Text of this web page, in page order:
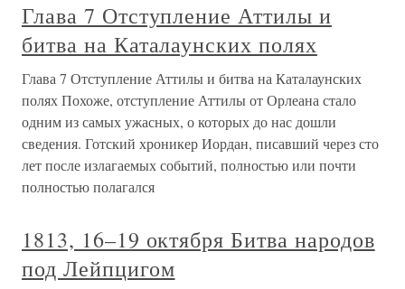
Глава 7 Отступление Аттилы и
битва на Каталаунских полях
Глава 7 Отступление Аттилы и битва на Каталаунских
полях Похоже, отступление Аттилы от Орлеана стало
одним из самых ужасных, о которых до нас дошли
сведения. Готский хроникер Иордан, писавший через сто
лет после излагаемых событий, полностью или почти
полностью полагался
1813, 16–19 октября Битва народов
под Лейпцигом